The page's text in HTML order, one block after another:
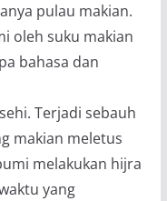
pulau makian.
oleh suku makian
bahasa dan
Terjadi sebauh
makian meletus
melakukan hijra
yang